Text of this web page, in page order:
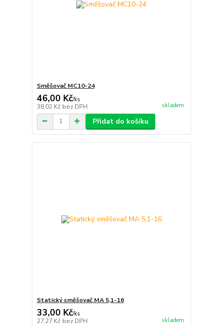
Směšovač MC10-24
46,00 Kč/ks
38,02 Kč bez DPH skladem
Přidat do košíku
Statický směšovač MA 5,1-16
33,00 Kč/ks
27,27 Kč bez DPH skladem